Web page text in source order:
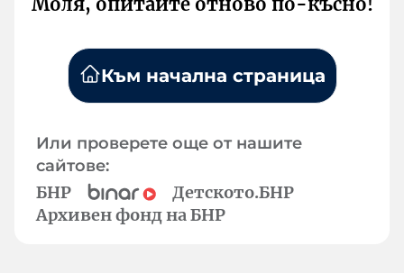
Към начална страница
Или проверете още от нашите
сайтове:
БНР
Детското.БНР
Архивен фонд на БНР